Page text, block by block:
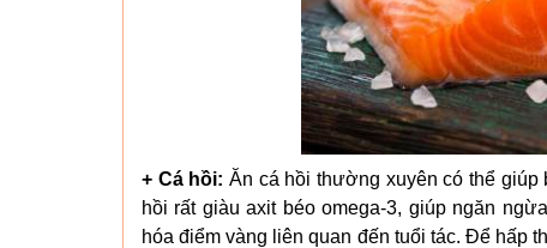
+ Cá hồi: Ăn cá hồi thường xuyên có thể
hồi rất giàu axit béo omega-3, giúp ngăn
hóa điểm vàng liên quan đến tuổi tác. Để hấp